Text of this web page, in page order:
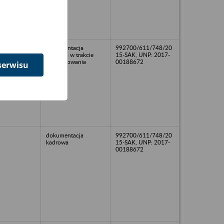
dokumentacja
kadrowa w trakcie
porządkowania
992700/611/748/20
15-SAK, UNP: 2017-
00188672
dokumentacja
kadrowa
992700/611/748/20
15-SAK, UNP: 2017-
00188672